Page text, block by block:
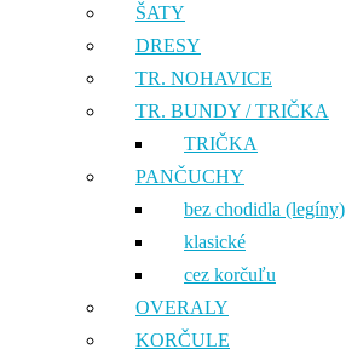
ŠATY
DRESY
TR. NOHAVICE
TR. BUNDY / TRIČKA
TRIČKA
PANČUCHY
bez chodidla (legíny)
klasické
cez korčuľu
OVERALY
KORČULE